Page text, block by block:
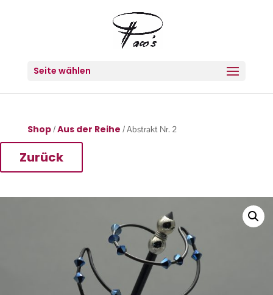
Seite wählen
Shop/Aus der Reihe / Abstrakt Nr. 2
Zurück